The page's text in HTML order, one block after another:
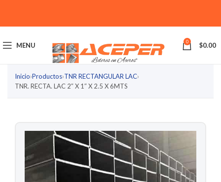
MENU 0 $0.00
Inicio›Productos›TNR RECTANGULAR LAC›
TNR. RECTA. LAC 2″ X 1″ X 2.5 X 6MTS